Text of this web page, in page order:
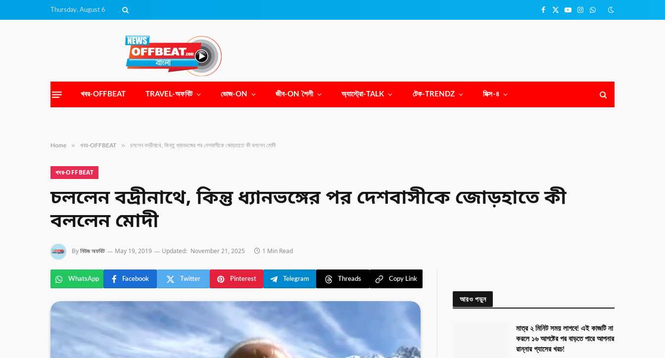
Thursday, August 6
Facebook
X
YouTubeInstagram
WhatsApp
খবর-OFFBEAT TRAVEL-অফবিট ভোজ-ON জীব-ON শৈলী অ্যাস্ট্রো-TALK টেক-TRENDZ মিক্স-৪
Home » খবর-OFFBEAT » চললেন বদ্রীনাথে, কিন্তু ধ্যানভঙ্গের পর দেশবাসীকে জোড়হাতে কী বললেন মোদী
খবর-OFFBEAT
চললেন বদ্রীনাথে, কিন্তু ধ্যানভঙ্গের পর দেশবাসীকে জোড়হাতে কী
বললেন মোদী
Byনিউজ অফবিট May 19, 2019 Updated: November 21, 2025 1 Min Read
WhatsApp Facebook Twitter Pinterest Telegram Threads Copy Link
আরও পড়ুন
মাত্র ২ মিনিট সময় লাগবে! এই কাজটি না
করলে ১৬ আগষ্টের পর বাড়তে পারে আপনার
রান্নার গ্যাসের খরচ!